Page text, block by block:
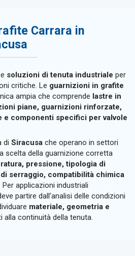
Carrara in
soluzioni di tenuta industriale per
critiche. Le guarnizioni in grafite
ampia che comprende lastre in
piane, guarnizioni rinforzate,
e componenti specifici per valvole
di Siracusa che operano in settori
scelta della guarnizione corretta
pressione, tipologia di
serraggio, compatibilità chimica
Per applicazioni industriali
partire dall’analisi delle condizioni
materiale, geometria e
alla continuità della tenuta.